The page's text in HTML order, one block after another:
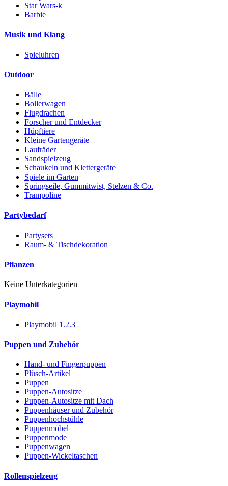
Star Wars-k
Barbie
Musik und Klang
Spieluhren
Outdoor
Bälle
Bollerwagen
Flugdrachen
Forscher und Entdecker
Hüpftiere
Kleine Gartengeräte
Laufräder
Sandspielzeug
Schaukeln und Klettergeräte
Spiele im Garten
Springseile, Gummitwist, Stelzen & Co.
Trampoline
Partybedarf
Partysets
Raum- & Tischdekoration
Pflanzen
Keine Unterkategorien
Playmobil
Playmobil 1.2.3
Puppen und Zubehör
Hand- und Fingerpuppen
Plüsch-Artikel
Puppen
Puppen-Autositze
Puppen-Autositze mit Dach
Puppenhäuser und Zubehör
Puppenhochstühle
Puppenmöbel
Puppenmode
Puppenwagen
Puppen-Wickeltaschen
Rollenspielzeug